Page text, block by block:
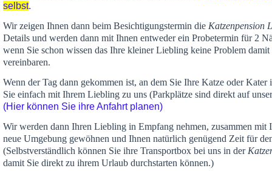
selbst.
Wir zeigen Ihnen dann beim Besichtigungstermin die Katzenpension
Details und werden dann mit Ihnen entweder ein Probetermin für 2
wenn Sie schon wissen das Ihre kleiner Liebling keine Problem
vereinbaren.
Wenn der Tag dann gekommen ist, an dem Sie Ihre Katze oder
Sie einfach mit Ihrem Liebling zu uns (Parkplätze sind direkt auf
(Hier können Sie ihre Anfahrt planen)
Wir werden dann Ihren Liebling in Empfang nehmen, zusammen mit
neue Umgebung gewöhnen und Ihnen natürlich genügend Zeit für
(Selbstverständlich können Sie ihre Transportbox bei uns in der
damit Sie direkt zu ihrem Urlaub durchstarten können.)